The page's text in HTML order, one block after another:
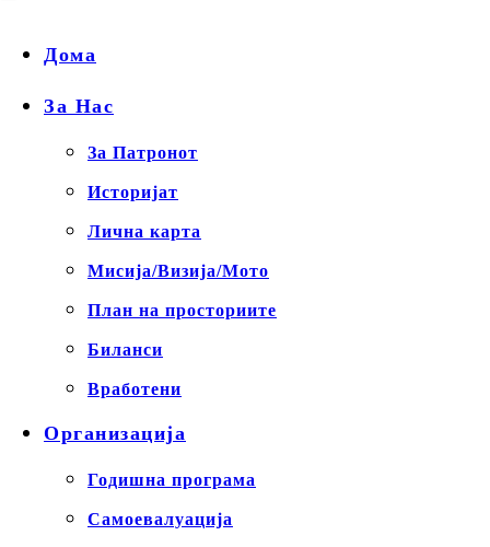
Дома
За Нас
За Патронот
Историјат
Лична карта
Мисија/Визија/Мото
План на просториите
Биланси
Вработени
Организација
Годишна програма
Самоевалуација